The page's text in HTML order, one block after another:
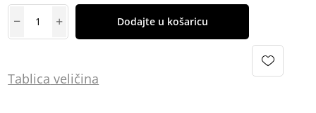
Dodajte u košaricu
Tablica veličina